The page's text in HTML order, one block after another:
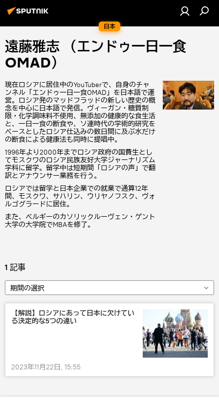
日本
遠藤雅志 （エンドゥ一日一食
OMAD）
現在ロシアに居住中のYouTuberで、自身のチャ
ンネル「エンドゥ一日一食OMAD」を日本語で運
営。ロシア発のマッドフラッドの新しい歴史の概
念を中心に日本語で発信。ヴィーガン・糖質制
限・化学調味料不使用、無添加の健康的な食生活
と、一日一食の断食や、ソ連時代の学術的研究を
ベースとしたロシア仕込みの数日間に及ぶ水だけ
の断食による健康法も同時に提唱中。
1996年より2000年までロシア政府の国費生とし
てモスクワのロシア民族友好大学ジャーナリズム
学科に留学。留学中は短期間「ロシアの声」で翻
訳とアナウンサー業務を行う。
ロシアでは留学と日本企業での就業で通算12年
間、モスクワ、サハリン、ウリヤノフスク、ヴォ
ルゴグラードに居住。
また、ベルギーのカソリックルーヴェン・ゲント
大学の大学院でMBAを修了。
1 記事
期間の選択
【解説】ロシアにあって日本に欠けてい
る決定的な5つの違い
2023年11月22日, 15:55